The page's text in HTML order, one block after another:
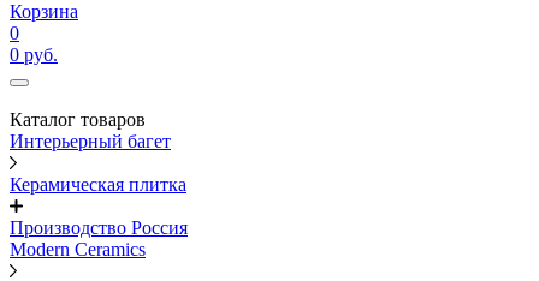
Корзина
0
0 руб.
Каталог товаров
Интерьерный багет
Керамическая плитка
Производство Россия
Modern Ceramics